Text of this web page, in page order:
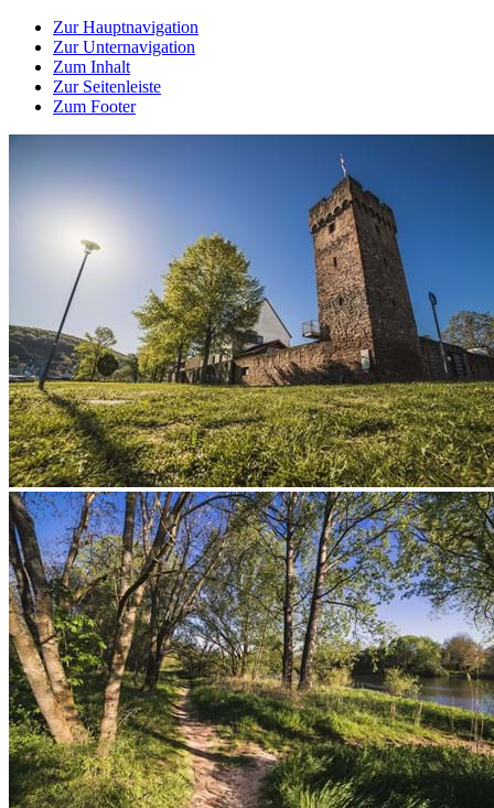
Zur Hauptnavigation
Zur Unternavigation
Zum Inhalt
Zur Seitenleiste
Zum Footer